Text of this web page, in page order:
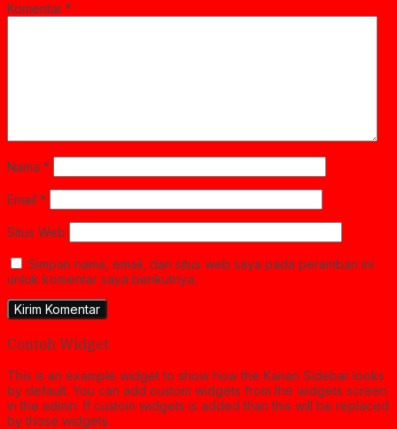
Komentar *
Nama *
Email *
Situs Web
Simpan nama, email, dan situs web saya pada peramban ini
untuk komentar saya berikutnya.
Contoh Widget
This is an example widget to show how the Kanan Sidebar looks
by default. You can add custom widgets from the widgets screen
in the admin. If custom widgets is added than this will be replaced
by those widgets.